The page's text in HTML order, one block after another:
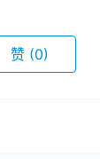
赞 (0)